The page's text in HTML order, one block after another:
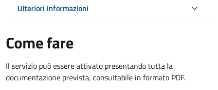
Ulteriori informazioni
Come fare
Il servizio può essere attivato presentando tutta la
documentazione prevista, consultabile in formato PDF.